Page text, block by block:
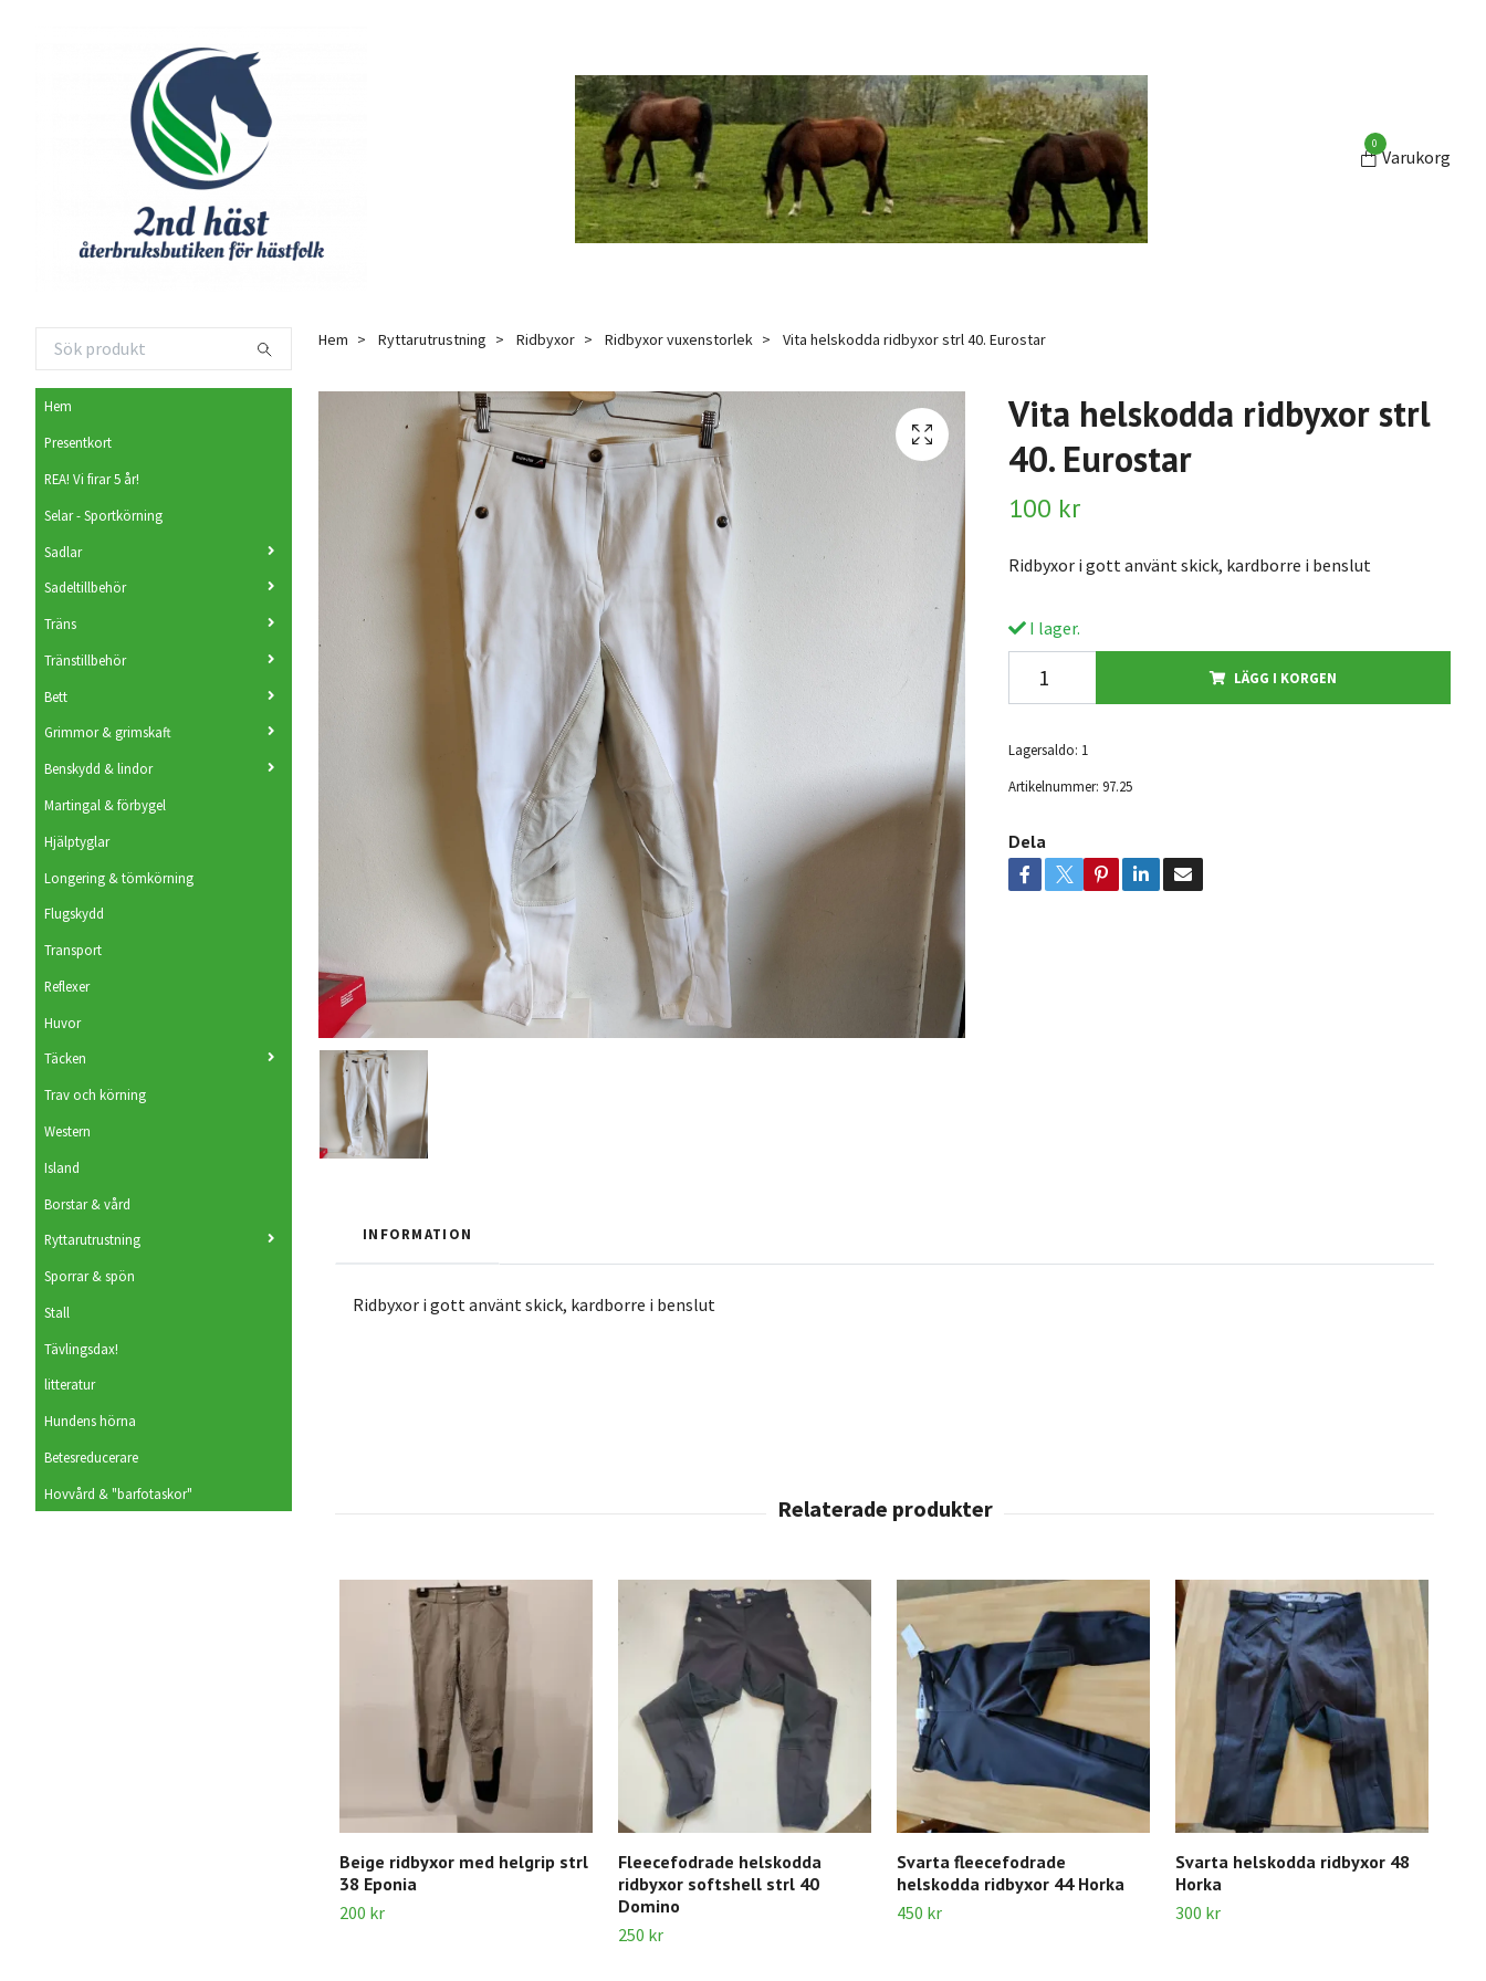
0
Varukorg
Hem
Presentkort
REA! Vi firar 5 år!
Selar - Sportkörning
Sadlar
Sadeltillbehör
Träns
Tränstillbehör
Bett
Grimmor & grimskaft
Benskydd & lindor
Martingal & förbygel
Hjälptyglar
Longering & tömkörning
Flugskydd
Transport
Reflexer
Huvor
Täcken
Trav och körning
Western
Island
Borstar & vård
Ryttarutrustning
Sporrar & spön
Stall
Tävlingsdax!
litteratur
Hundens hörna
Betesreducerare
Hovvård & "barfotaskor"
Hem Ryttarutrustning Ridbyxor Ridbyxor vuxenstorlek Vita helskodda ridbyxor strl 40. Eurostar
Vita helskodda ridbyxor strl
40. Eurostar
100 kr
Ridbyxor i gott använt skick, kardborre i benslut
I lager.
LÄGG I KORGEN
Lagersaldo: 1
Artikelnummer: 97.25
Dela
INFORMATION
Ridbyxor i gott använt skick, kardborre i benslut
Beige ridbyxor med helgrip strl
38 Eponia
200 kr
Fleecefodrade helskodda
ridbyxor softshell strl 40
Domino
250 kr
Svarta fleecefodrade
helskodda ridbyxor 44 Horka
450 kr
Svarta helskodda ridbyxor 48
Horka
300 kr